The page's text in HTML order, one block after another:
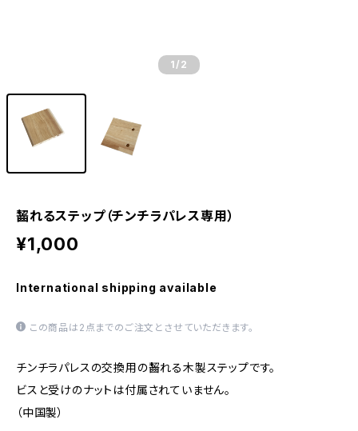
1 /2
齧れるステップ（チンチラパレス専用）
¥1,000
International shipping available
この商品は2点までのご注文とさせていただきます。
チンチラパレスの交換用の齧れる木製ステップです。
ビスと受けのナットは付属されていません。
（中国製）